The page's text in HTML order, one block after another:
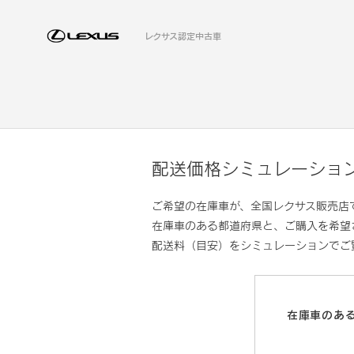
レクサス認定中古車
配送価格シミュレーショ
ご希望の在庫車が、全国レクサス販売店
在庫車のある都道府県と、ご購入を希望
配送料（目安）をシミュレーションでご
在庫車のあ